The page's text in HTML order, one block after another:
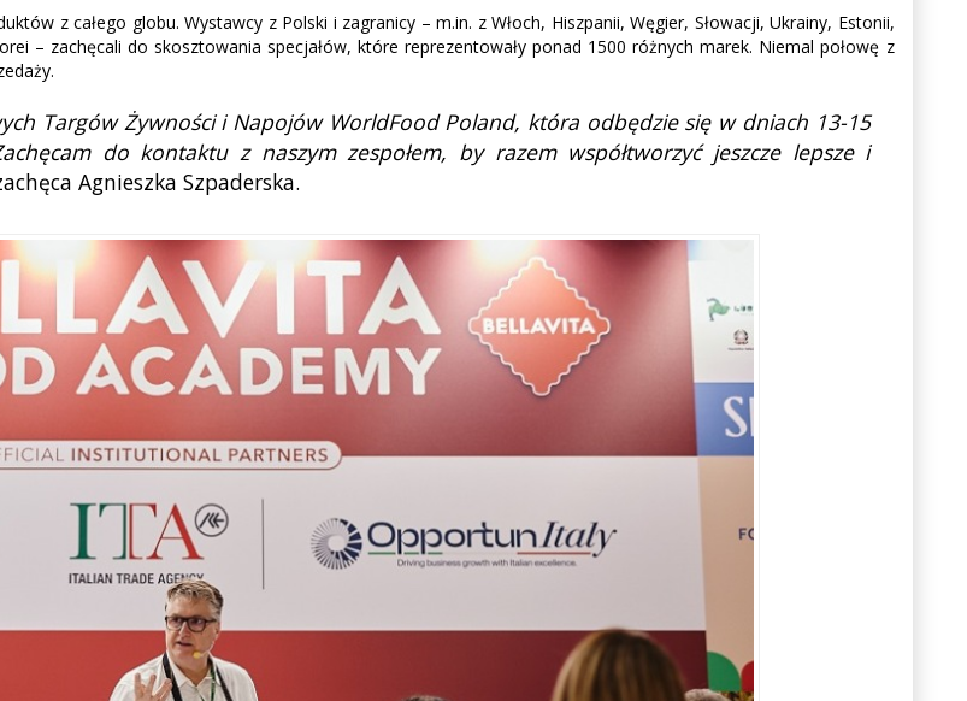
z całego globu. Wystawcy z Polski i zagranicy – m.in. z Włoch, Hiszpanii, Węgier, Słowacji, Ukrainy, Estonii,
– zachęcali do skosztowania specjałów, które reprezentowały ponad 1500 różnych marek. Niemal połowę z
Targów Żywności i Napojów WorldFood Poland, która odbędzie się w dniach 13-15
do kontaktu z naszym zespołem, by razem współtworzyć jeszcze lepsze i
Agnieszka Szpaderska.